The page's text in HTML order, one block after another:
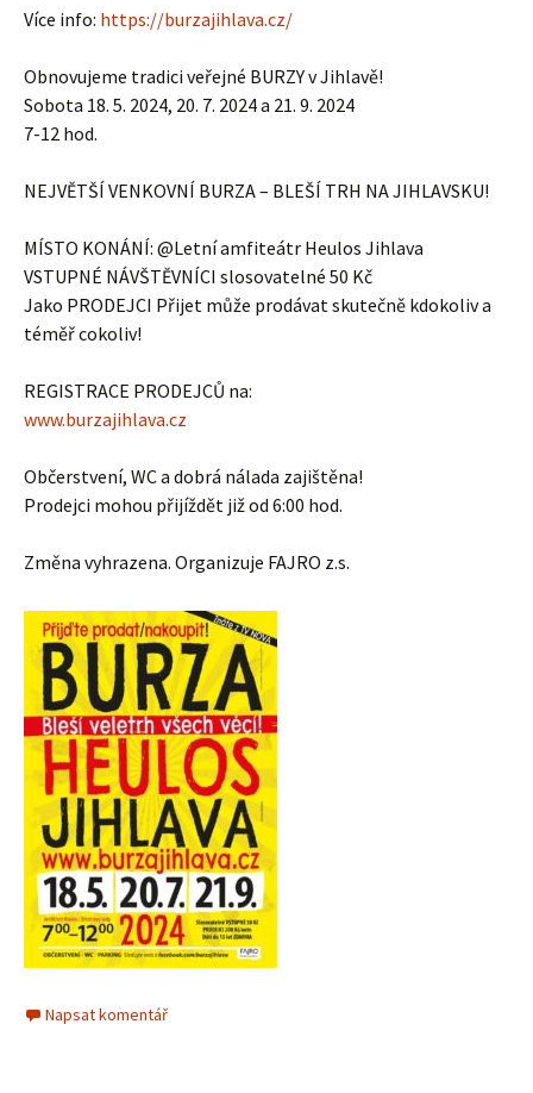
Více info: https://burzajihlava.cz/
Obnovujeme tradici veřejné BURZY v Jihlavě!
Sobota 18. 5. 2024, 20. 7. 2024 a 21. 9. 2024
7-12 hod.
NEJVĚTŠÍ VENKOVNÍ BURZA – BLEŠÍ TRH NA JIHLAVSKU!
MÍSTO KONÁNÍ: @Letní amfiteátr Heulos Jihlava
VSTUPNÉ NÁVŠTĚVNÍCI slosovatelné 50 Kč
Jako PRODEJCI Přijet může prodávat skutečně kdokoliv a
téměř cokoliv!
REGISTRACE PRODEJCŮ na:
www.burzajihlava.cz
Občerstvení, WC a dobrá nálada zajištěna!
Prodejci mohou přijíždět již od 6:00 hod.
Změna vyhrazena. Organizuje FAJRO z.s.
Napsat komentář